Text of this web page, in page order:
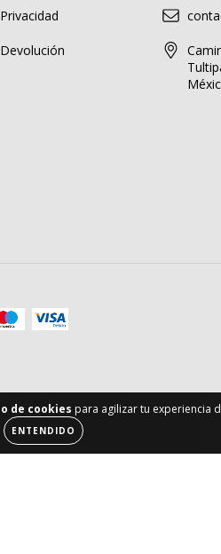
de cookies para agilizar tu experiencia
ENTENDIDO